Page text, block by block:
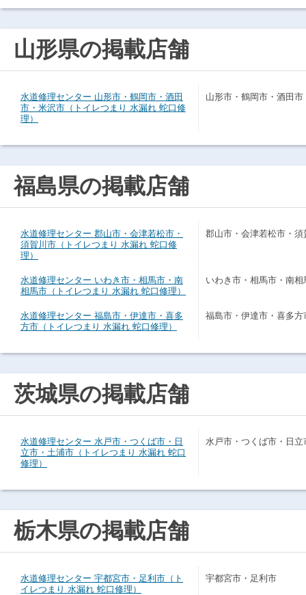
山形県の掲載店舗
水道修理センター 山形市・鶴岡市・酒田
市・米沢市（トイレつまり 水漏れ 蛇口修
理）
山形市・鶴岡市・酒田市
福島県の掲載店舗
水道修理センター 郡山市・会津若松市・
須賀川市（トイレつまり 水漏れ 蛇口修
理）
郡山市・会津若松市・須
水道修理センター いわき市・相馬市・南
相馬市（トイレつまり 水漏れ 蛇口修理）
いわき市・相馬市・南相
水道修理センター 福島市・伊達市・喜多
方市（トイレつまり 水漏れ 蛇口修理）
福島市・伊達市・喜多方
茨城県の掲載店舗
水道修理センター 水戸市・つくば市・日
立市・土浦市（トイレつまり 水漏れ 蛇口
修理）
水戸市・つくば市・日立
栃木県の掲載店舗
水道修理センター 宇都宮市・足利市（ト
イレつまり 水漏れ 蛇口修理）
宇都宮市・足利市